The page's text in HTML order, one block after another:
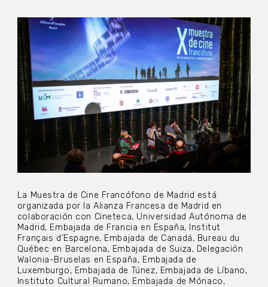
La Muestra de Cine Francófono de Madrid está
organizada por la Alianza Francesa de Madrid en
colaboración con Cineteca, Universidad Autónoma de
Madrid, Embajada de Francia en España, Institut
Français d’Espagne, Embajada de Canadá, Bureau du
Québec en Barcelona, Embajada de Suiza, Delegación
Walonia-Bruselas en España, Embajada de
Luxemburgo, Embajada de Túnez, Embajada de Líbano,
Instituto Cultural Rumano, Embajada de Mónaco,